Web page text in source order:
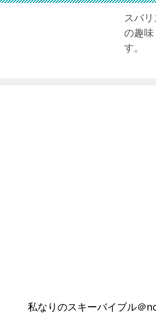
スバ
の趣
す。
私なりのスキーバイブル＠